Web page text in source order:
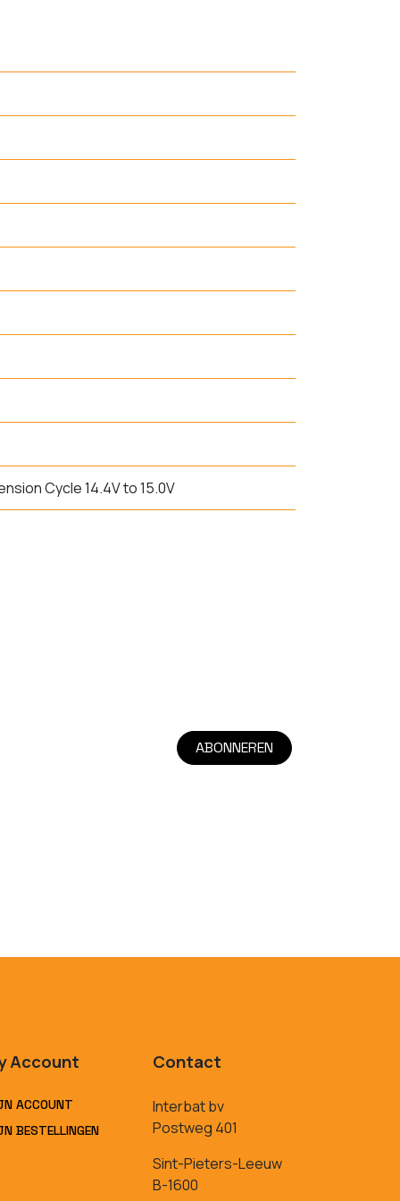
Cycle 14.4V to 15.0V
ABONNEREN
Account
ACCOUNT
BESTELLINGEN
Contact
Interbat bv
Postweg 401
Sint-Pieters-Leeuw
B-1600